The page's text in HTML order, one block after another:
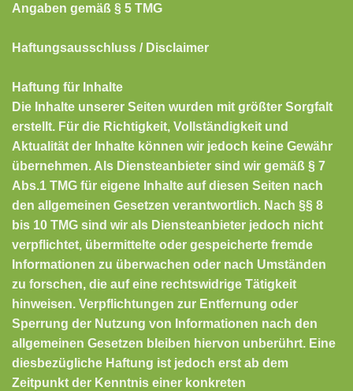
Angaben gemäß § 5 TMG
Haftungsausschluss / Disclaimer
Haftung für Inhalte
Die Inhalte unserer Seiten wurden mit größter Sorgfalt
erstellt. Für die Richtigkeit, Vollständigkeit und
Aktualität der Inhalte können wir jedoch keine Gewähr
übernehmen. Als Diensteanbieter sind wir gemäß § 7
Abs.1 TMG für eigene Inhalte auf diesen Seiten nach
den allgemeinen Gesetzen verantwortlich. Nach §§ 8
bis 10 TMG sind wir als Diensteanbieter jedoch nicht
verpflichtet, übermittelte oder gespeicherte fremde
Informationen zu überwachen oder nach Umständen
zu forschen, die auf eine rechtswidrige Tätigkeit
hinweisen. Verpflichtungen zur Entfernung oder
Sperrung der Nutzung von Informationen nach den
allgemeinen Gesetzen bleiben hiervon unberührt. Eine
diesbezügliche Haftung ist jedoch erst ab dem
Zeitpunkt der Kenntnis einer konkreten